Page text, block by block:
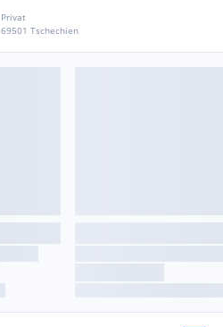
Privat
69501 Tschechien